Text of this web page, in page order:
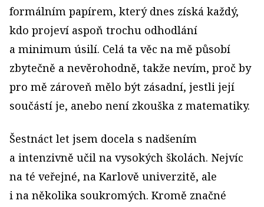
formálním papírem, který dnes získá každý,
kdo projeví aspoň trochu odhodlání
a minimum úsilí. Celá ta věc na mě působí
zbytečně a nevěrohodně, takže nevím, proč by
pro mě zároveň mělo být zásadní, jestli její
součástí je, anebo není zkouška z matematiky.
Šestnáct let jsem docela s nadšením
a intenzivně učil na vysokých školách. Nejvíc
na té veřejné, na Karlově univerzitě, ale
i na několika soukromých. Kromě značné